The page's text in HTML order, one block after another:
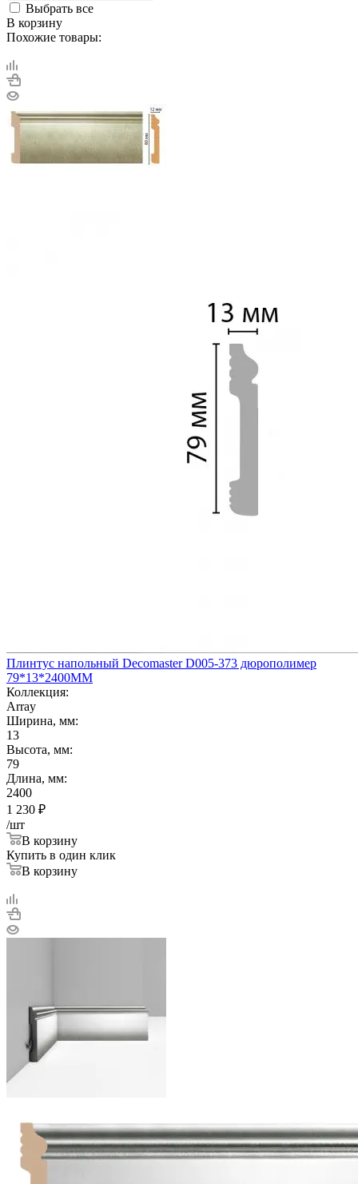
Выбрать все
В корзину
Похожие товары:
Плинтус напольный Decomaster D005-373 дюрополимер
79*13*2400ММ
Коллекция:
Array
Ширина, мм:
13
Высота, мм:
79
Длина, мм:
2400
1 230 ₽
/шт
В корзину
Купить в один клик
В корзину